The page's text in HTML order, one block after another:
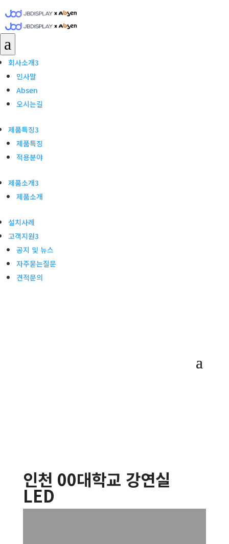
회사소개
인사말
Absen
오시는길
제품특징
제품특징
제품소개
제품소개
고객지원
자주묻는질문
견적문의
a
회사소개3
인사말
Absen
오시는길
제품특징3
제품특징
적용분야
제품소개3
제품소개
설치사례
고객지원3
공지 및 뉴스
자주묻는질문
견적문의
인천 00대학교 강연실
LED